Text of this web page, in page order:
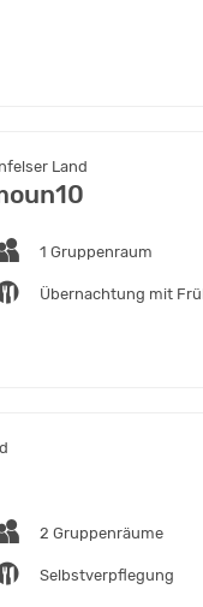
Land
1 Gruppenraum
Übernachtung mit
2 Gruppenräume
Selbstverpflegung